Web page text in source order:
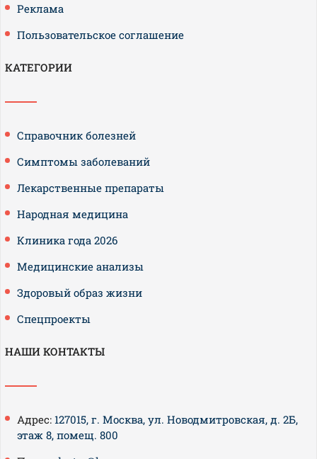
Реклама
Пользовательское соглашение
КАТЕГОРИИ
Справочник болезней
Симптомы заболеваний
Лекарственные препараты
Народная медицина
Клиника года 2026
Медицинские анализы
Здоровый образ жизни
Спецпроекты
НАШИ КОНТАКТЫ
Адрес: 127015, г. Москва, ул. Новодмитровская, д. 2Б,
этаж 8, помещ. 800